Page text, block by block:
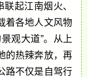
起江南烟火、
着各地人文风物
观大道”。从上
的热辣奔放，再
路不仅是自驾行